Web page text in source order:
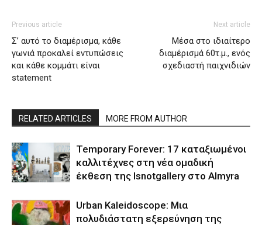
Previous article
Σ’ αυτό το διαμέρισμα, κάθε
γωνιά προκαλεί εντυπώσεις
και κάθε κομμάτι είναι
statement
Next article
Μέσα στο ιδιαίτερο
διαμέρισμά 60τ.μ., ενός
σχεδιαστή παιχνιδιών
RELATED ARTICLES MORE FROM AUTHOR
Temporary Forever: 17 καταξιωμένοι
καλλιτέχνες στη νέα ομαδική
έκθεση της Isnotgallery στο Almyra
Urban Kaleidoscope: Μια
πολυδιάστατη εξερεύνηση της